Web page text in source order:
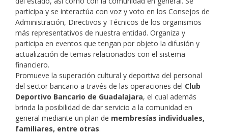
participa y se interactúa con voz y voto en los Consejos de
Administración, Directivos y Técnicos de los organismos
más representativos de nuestra entidad. Organiza y
participa en eventos que tengan por objeto la difusión y
actualización de temas relacionados con el sistema
financiero.
Promueve la superación cultural y deportiva del personal
del sector bancario a través de las operaciones del Club
Deportivo Bancario de Guadalajara, el cual además
brinda la posibilidad de dar servicio a la comunidad en
general mediante un plan de membresías individuales,
familiares, entre otras.